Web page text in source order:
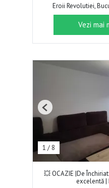
Eroii Revolutiei,
Vezi mai
1 / 8
Previous
💥 OCAZIE |De
excelentă |